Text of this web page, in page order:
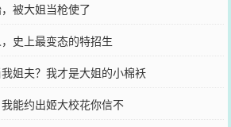
被大姐当枪使了
史上最变态的特招生
姐夫？我才是大姐的小棉袄
能约出姬大校花你信不